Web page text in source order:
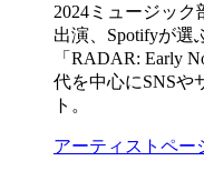
2024ミュージッ
出演、Spotifyが選
「RADAR: Early
代を中心にSNSや
ト。
アーティストペー